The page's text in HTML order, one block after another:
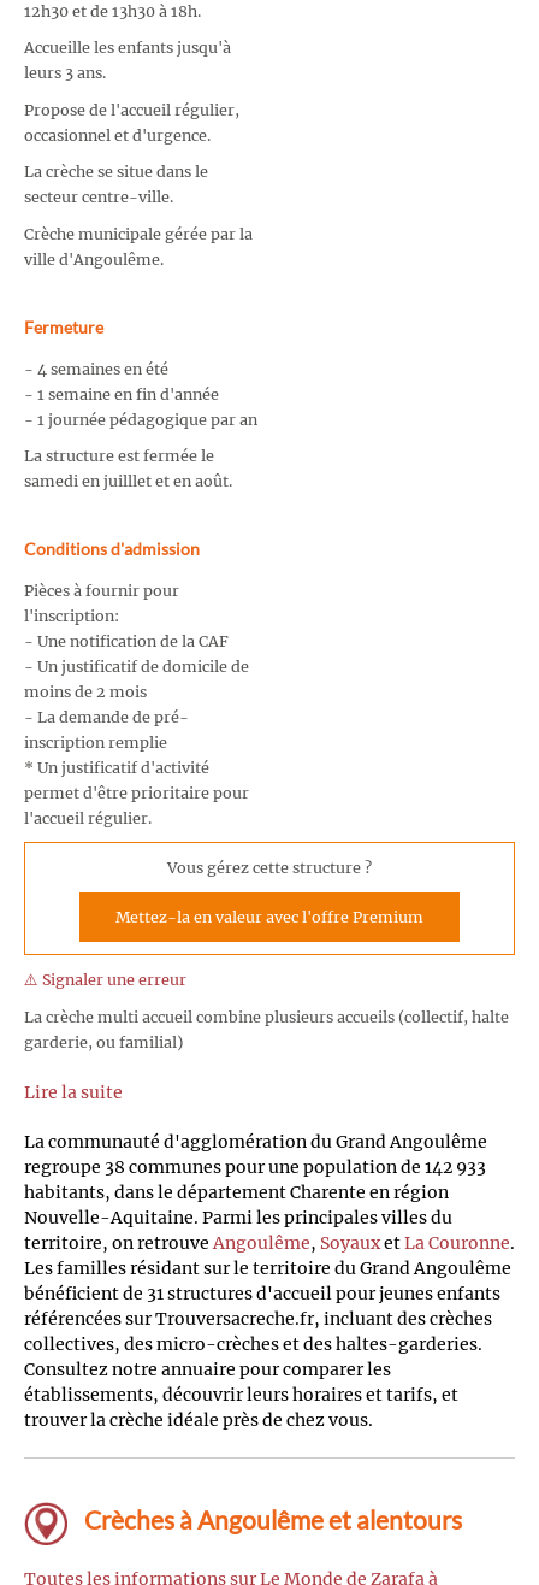
12h30 et de 13h30 à 18h.
Accueille les enfants jusqu'à
leurs 3 ans.
Propose de l'accueil régulier,
occasionnel et d'urgence.
La crèche se situe dans le
secteur centre-ville.
Crèche municipale gérée par la
ville d'Angoulême.
Fermeture
- 4 semaines en été
- 1 semaine en fin d'année
- 1 journée pédagogique par an
La structure est fermée le
samedi en juilllet et en août.
Conditions d'admission
Pièces à fournir pour
l'inscription:
- Une notification de la CAF
- Un justificatif de domicile de
moins de 2 mois
- La demande de pré-
inscription remplie
* Un justificatif d'activité
permet d'être prioritaire pour
l'accueil régulier.
Vous gérez cette structure ?
Mettez-la en valeur avec l'offre Premium
⚠️ Signaler une erreur
La crèche multi accueil combine plusieurs accueils (collectif, halte
garderie, ou familial)
Lire la suite
La communauté d'agglomération du Grand Angoulême
regroupe 38 communes pour une population de 142 933
habitants, dans le département Charente en région
Nouvelle-Aquitaine. Parmi les principales villes du
territoire, on retrouveAngoulême, SoyauxetLa Couronne.
Les familles résidant sur le territoire du Grand Angoulême
bénéficient de 31 structures d'accueil pour jeunes enfants
référencées sur Trouversacreche.fr, incluant des crèches
collectives, des micro-crèches et des haltes-garderies.
Consultez notre annuaire pour comparer les
établissements, découvrir leurs horaires et tarifs, et
trouver la crèche idéale près de chez vous.
Crèches à Angoulême et alentours
Toutes les informations sur Le Monde de Zarafa à